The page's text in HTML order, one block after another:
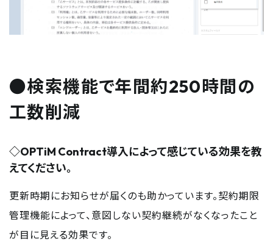
●検索機能で年間約250時間の
工数削減
◇OPTiM Contract導入によって感じている効果を教
えてください。
更新時期にお知らせが届くのも助かっています。契約期限
管理機能によって、意図しない契約継続がなくなったこと
が目に見える効果です。